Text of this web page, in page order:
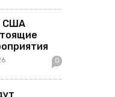
США
0